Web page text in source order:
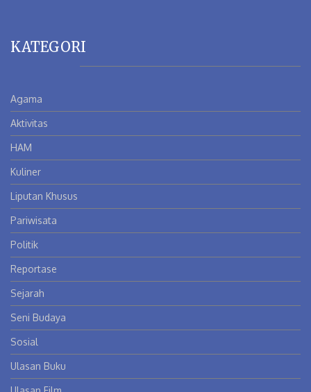
KATEGORI
Agama
Aktivitas
HAM
Kuliner
Liputan Khusus
Pariwisata
Politik
Reportase
Sejarah
Seni Budaya
Sosial
Ulasan Buku